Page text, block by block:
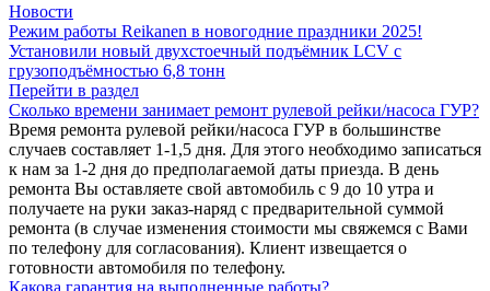
Новости
Режим работы Reikanen в новогодние праздники 2025!
Установили новый двухстоечный подъёмник LCV с
грузоподъёмностью 6,8 тонн
Перейти в раздел
Сколько времени занимает ремонт рулевой рейки/насоса ГУР?
Время ремонта рулевой рейки/насоса ГУР в большинстве
случаев составляет 1-1,5 дня. Для этого необходимо записаться
к нам за 1-2 дня до предполагаемой даты приезда. В день
ремонта Вы оставляете свой автомобиль с 9 до 10 утра и
получаете на руки заказ-наряд с предварительной суммой
ремонта (в случае изменения стоимости мы свяжемся с Вами
по телефону для согласования). Клиент извещается о
готовности автомобиля по телефону.